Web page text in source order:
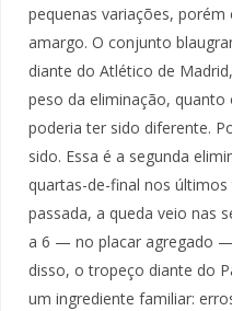
pequenas variações,
amargo. O conjunto
diante do Atlético de
peso da eliminação,
poderia ter sido diferente.
sido. Essa é a segunda
quartas-de-final nos
passada, a queda veio nas
a 6 — no placar agregado
disso, o tropeço diante do
um ingrediente familiar: